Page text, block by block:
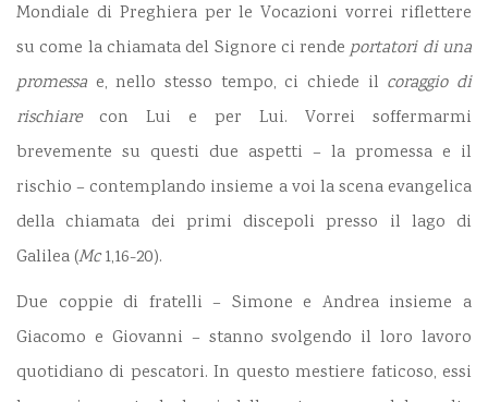
Mondiale di Preghiera per le Vocazioni vorrei riflettere
su come la chiamata del Signore ci rendeportatori di una
promessa e, nello stesso tempo, ci chiede il coraggio di
rischiare con Lui e per Lui. Vorrei soffermarmi
brevemente su questi due aspetti – la promessa e il
rischio – contemplando insieme a voi la scena evangelica
della chiamata dei primi discepoli presso il lago di
Galilea (Mc1,16-20).
Due coppie di fratelli – Simone e Andrea insieme a
Giacomo e Giovanni – stanno svolgendo il loro lavoro
quotidiano di pescatori. In questo mestiere faticoso, essi